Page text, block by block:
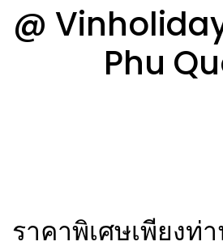
@
Phu
ราคาพิเศษเพียงท่